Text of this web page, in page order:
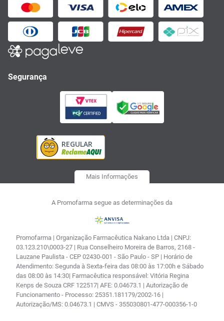
Segurança
Mais Informações
A Promofarma segue as determinações da
Promofarma | Organização Farmacêutica Nakano Ltda | CNPJ:
03.123.210\0003-27 | Rua Conselheiro Moreira de Barros, 2168 -
Lauzane Paulista - CEP 02430-001 - São Paulo - SP | Horário de
Atendimento: Segunda à Sexta-feira das 08:00 às 17:00h e Sábado
das 08:00 às 14:30| Farmacêutica responsável: Vitória Regina
Kenps de Souza CRF 122517| AFE: 0.04673.1 | Autorização de
Funcionamento - Processo: 25351.181179/2002-16 |
Autorização/MS: 0.04673.1 | CMVS - 355030801-477-000356-1-0